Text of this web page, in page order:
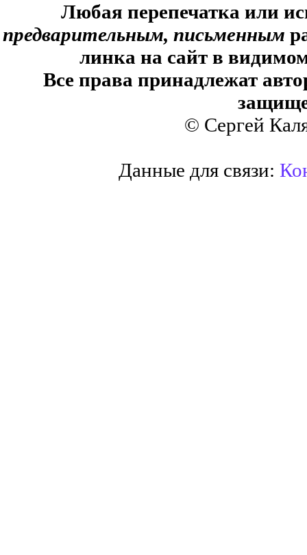
Любая перепечатка или
предварительным, письменным
линка на сайт в
Все права принадлежат
© Сергей
Данные для связи: